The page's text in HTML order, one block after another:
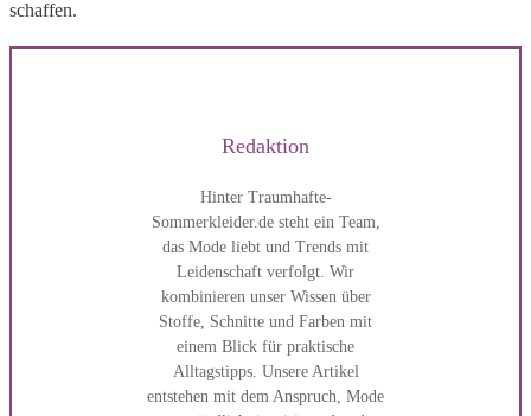
schaffen.
Redaktion
Hinter Traumhafte-
Sommerkleider.de steht ein Team,
das Mode liebt und Trends mit
Leidenschaft verfolgt. Wir
kombinieren unser Wissen über
Stoffe, Schnitte und Farben mit
einem Blick für praktische
Alltagstipps. Unsere Artikel
entstehen mit dem Anspruch, Mode